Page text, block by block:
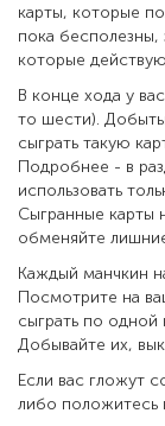
карты, которые
пока
которые
В конце хода у
то шести).
сыграть такую
Подробнее - в
использовать
Сыгранные карты
обменяйте
Каждый манчкин
Посмотрите на
сыграть по
Добывайте их,
Если вас гложут
либо положитесь